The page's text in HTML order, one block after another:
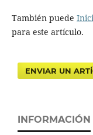
También puede
para este artículo.
ENVIAR UN
INFORMACIÓN